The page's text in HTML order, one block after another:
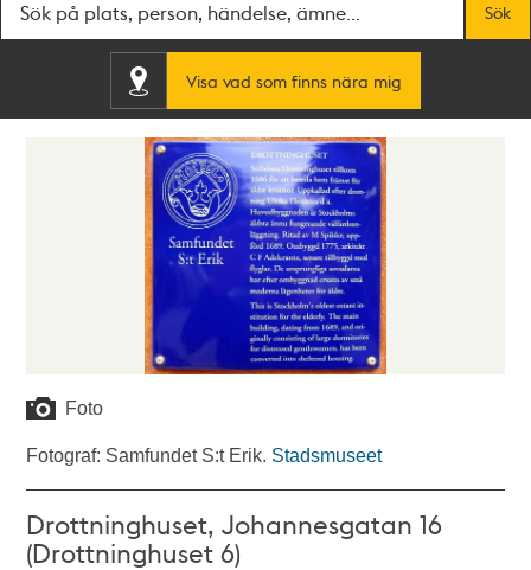
Sök
Visa vad som finns nära mig
Foto
Fotograf: Samfundet S:t Erik. Stadsmuseet
Drottninghuset, Johannesgatan 16
(Drottninghuset 6)